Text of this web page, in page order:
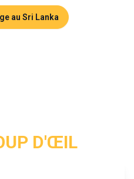
au Sri Lanka
D'ŒIL